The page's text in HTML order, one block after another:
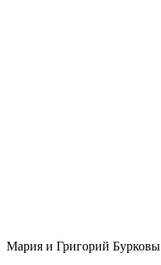
Мария и Григорий Бурковы